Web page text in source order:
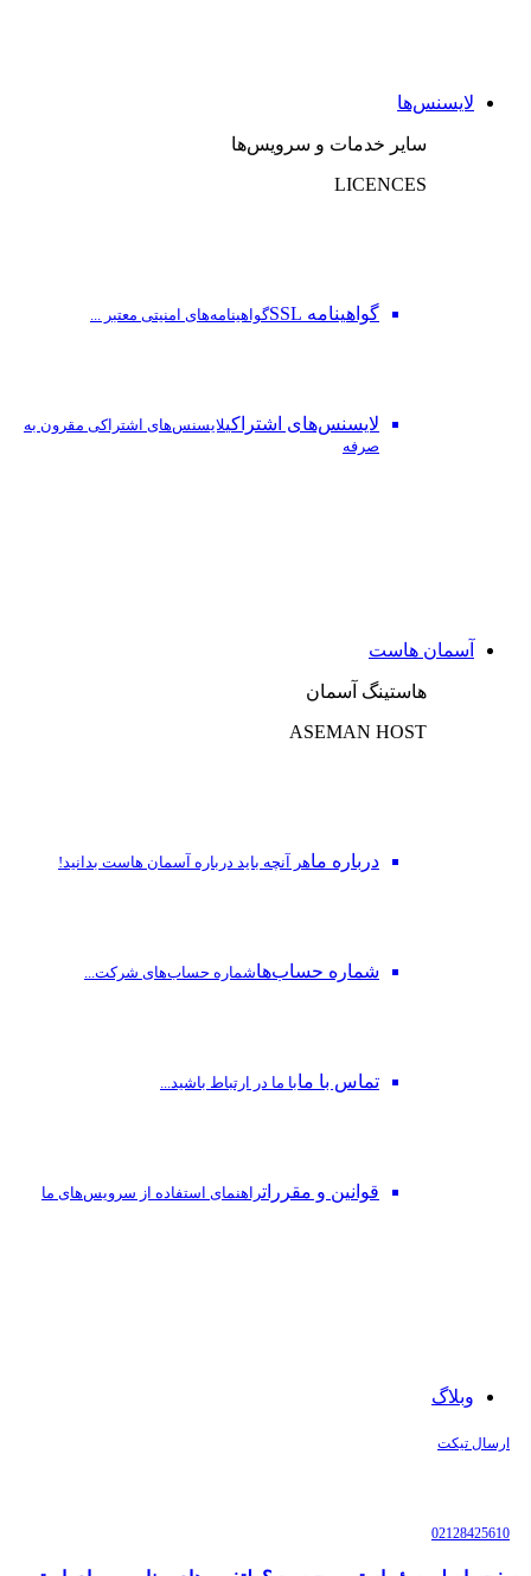
لایسنس‌ها
سایر خدمات و سرویس‌ها
LICENCES
گواهینامه SSL گواهینامه‌های امنیتی معتبر ...
لایسنس‌های اشتراکیلایسنس‌های اشتراکی مقرون به
صرفه
آسمان هاست
هاستینگ آسمان
ASEMAN HOST
درباره ماهر آنچه باید درباره آسمان هاست بدانید!
شماره حساب‌هاشماره حساب‌های شرکت...
تماس با مابا ما در ارتباط باشید...
قوانین و مقرراتراهنمای استفاده از سرویس‌های ما
وبلاگ
ارسال تیکت
02128425610